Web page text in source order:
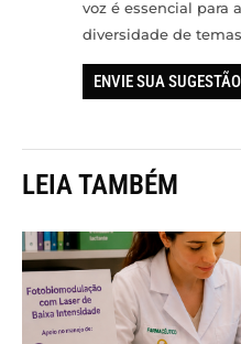
voz é essencial para
diversidade de
ENVIE SUA
LEIA TAMBÉM